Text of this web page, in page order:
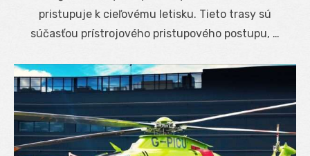
pristupuje k cieľovému letisku. Tieto trasy sú
súčasťou prístrojového pristupového postupu, …